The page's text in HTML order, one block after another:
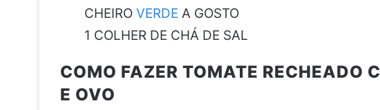
CHEIRO VERDE A GOSTO
1 COLHER DE CHÁ DE SAL
COMO FAZER TOMATE RECHEADO
E OVO